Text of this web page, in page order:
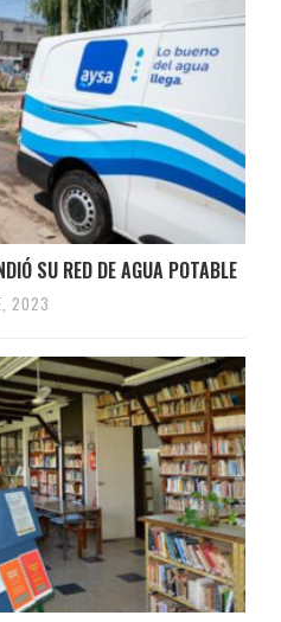
SU RED DE AGUA POTABLE
2023